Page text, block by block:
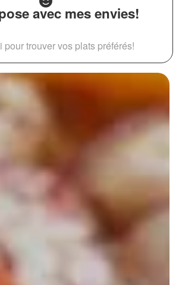
avec mes envies!
pour trouver vos plats préférés!